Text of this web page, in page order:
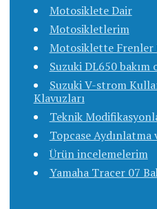
Motosiklete Dair
Motosikletlerim
Motosiklette Frenler
Suzuki DL650 bakım
Suzuki V-strom
Klavuzları
Teknik
Topcase
Ürün incelemelerim
Yamaha Tracer 07